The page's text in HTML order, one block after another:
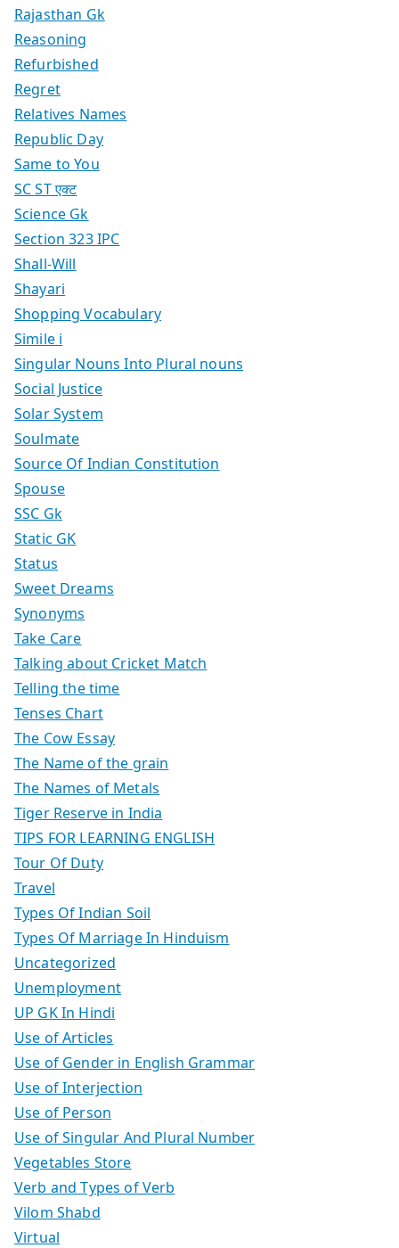
Rajasthan Gk
Reasoning
Refurbished
Regret
Relatives Names
Republic Day
Same to You
SC ST एक्ट
Science Gk
Section 323 IPC
Shall-Will
Shayari
Shopping Vocabulary
Simile i
Singular Nouns Into Plural nouns
Social Justice
Solar System
Soulmate
Source Of Indian Constitution
Spouse
SSC Gk
Static GK
Status
Sweet Dreams
Synonyms
Take Care
Talking about Cricket Match
Telling the time
Tenses Chart
The Cow Essay
The Name of the grain
The Names of Metals
Tiger Reserve in India
TIPS FOR LEARNING ENGLISH
Tour Of Duty
Travel
Types Of Indian Soil
Types Of Marriage In Hinduism
Uncategorized
Unemployment
UP GK In Hindi
Use of Articles
Use of Gender in English Grammar
Use of Interjection
Use of Person
Use of Singular And Plural Number
Vegetables Store
Verb and Types of Verb
Vilom Shabd
Virtual